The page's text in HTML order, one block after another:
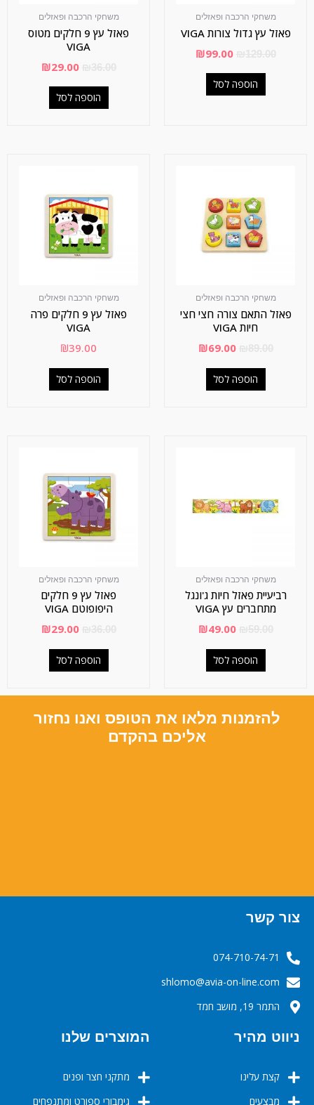
משחקי הרכבה ופאזלים
פאזל עץ גדול צורות VIGA
₪99.00
הוספה לסל
משחקי הרכבה ופאזלים
פאזל התאם צורה חצי חצי
חיות VIGA
₪69.00
הוספה לסל
משחקי הרכבה ופאזלים
פאזל עץ 9 חלקים פרה
VIGA
₪39.00
הוספה לסל
משחקי הרכבה ופאזלים
פאזל עץ 9 חלקים
היפופוטם VIGA
₪29.00
הוספה לסל
משחקי הרכבה ופאזלים
פאזל עץ 9 חלקים מטוס
VIGA
₪29.00
הוספה לסל
משחקי הרכבה ופאזלים
רביעיית פאזל חיות ג'ונגל
מתחברים עץ VIGA
₪49.00
הוספה לסל
להזמנות מלאו את הטופס ואנו נחזור
אליכם בהקדם
צור קשר
074-710-74-71
‬‬‬shlomo@avia-on-line.com‬
התמר 19, מושב חמד
ניווט מהיר
קצת עלינו
מבצעים
המוצרים שלנו
מתקני חצר ופנים
גימבורי ספורט ומתנפחים